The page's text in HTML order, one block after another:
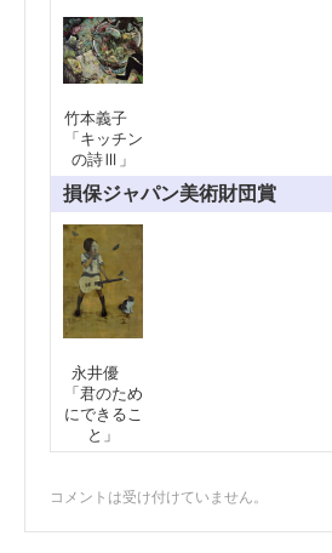
竹本義子
「キッチン
の詩Ⅲ」
損保ジャパン美術財団賞
永井優
「君のため
にできるこ
と」
コメントは受け付けていません。